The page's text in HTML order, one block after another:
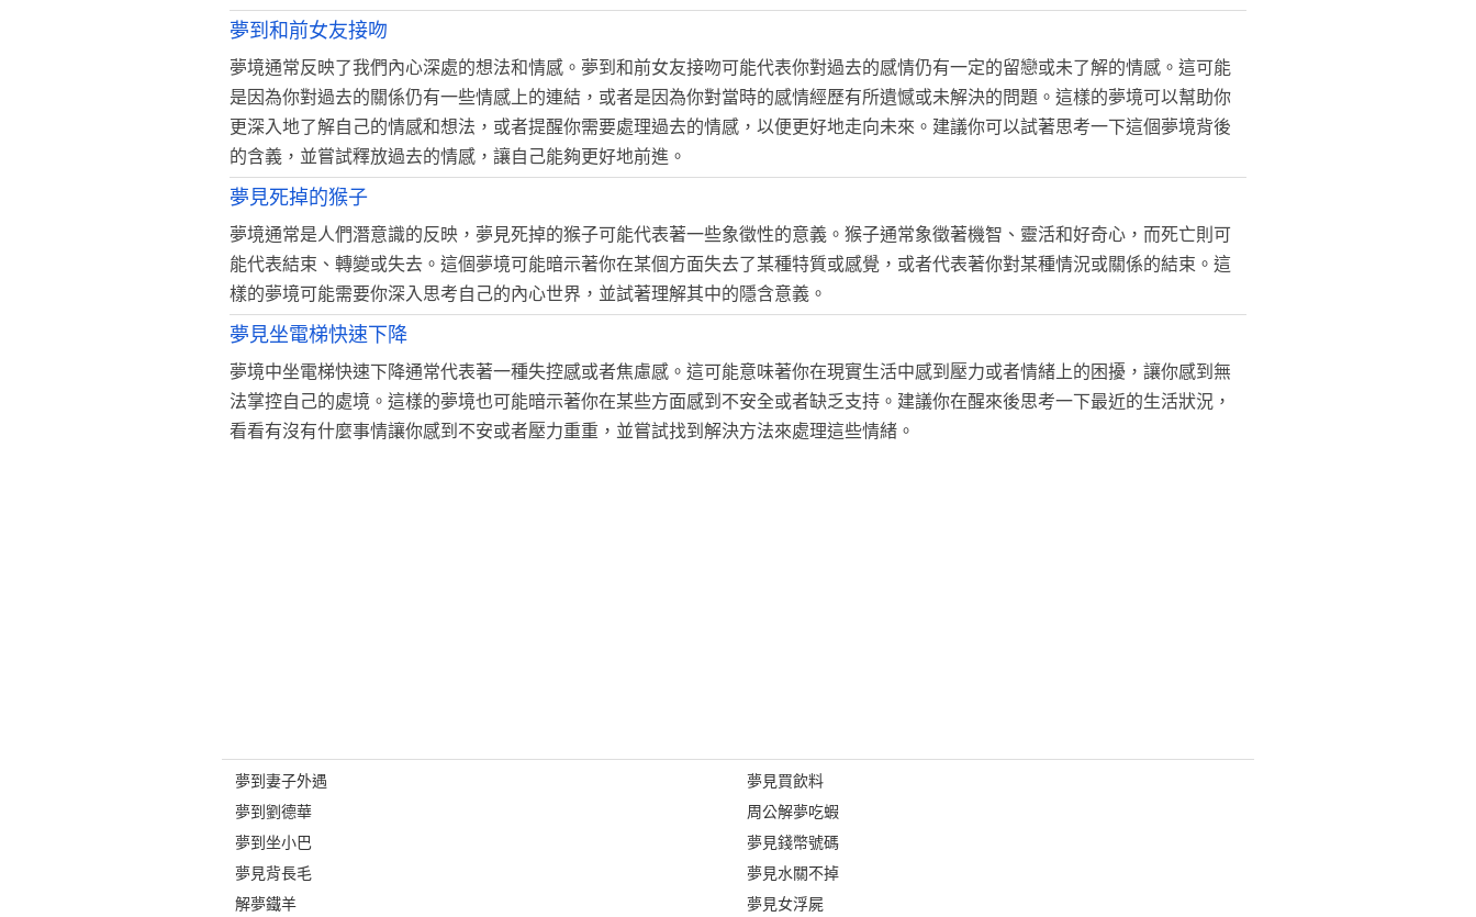
夢到和前女友接吻
夢境通常反映了我們內心深處的想法和情感。夢到和前女友接吻可能代表你對過去的感情仍有一定的留戀或未了解的情感。這可能
是因為你對過去的關係仍有一些情感上的連結，或者是因為你對當時的感情經歷有所遺憾或未解決的問題。這樣的夢境可以幫助你
更深入地了解自己的情感和想法，或者提醒你需要處理過去的情感，以便更好地走向未來。建議你可以試著思考一下這個夢境背後
的含義，並嘗試釋放過去的情感，讓自己能夠更好地前進。
夢見死掉的猴子
夢境通常是人們潛意識的反映，夢見死掉的猴子可能代表著一些象徵性的意義。猴子通常象徵著機智、靈活和好奇心，而死亡則可
能代表結束、轉變或失去。這個夢境可能暗示著你在某個方面失去了某種特質或感覺，或者代表著你對某種情況或關係的結束。這
樣的夢境可能需要你深入思考自己的內心世界，並試著理解其中的隱含意義。
夢見坐電梯快速下降
夢境中坐電梯快速下降通常代表著一種失控感或者焦慮感。這可能意味著你在現實生活中感到壓力或者情緒上的困擾，讓你感到無
法掌控自己的處境。這樣的夢境也可能暗示著你在某些方面感到不安全或者缺乏支持。建議你在醒來後思考一下最近的生活狀況，
看看有沒有什麼事情讓你感到不安或者壓力重重，並嘗試找到解決方法來處理這些情緒。
夢到妻子外遇
夢到劉德華
夢到坐小巴
夢見背長毛
解夢鐵羊
夢見買飲料
周公解夢吃蝦
夢見錢幣號碼
夢見水關不掉
夢見女浮屍